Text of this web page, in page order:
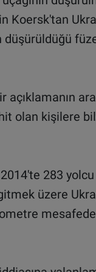
Koersk'tan
düşürüldüğü
açıklamanın
olan kişilere
283
üzere